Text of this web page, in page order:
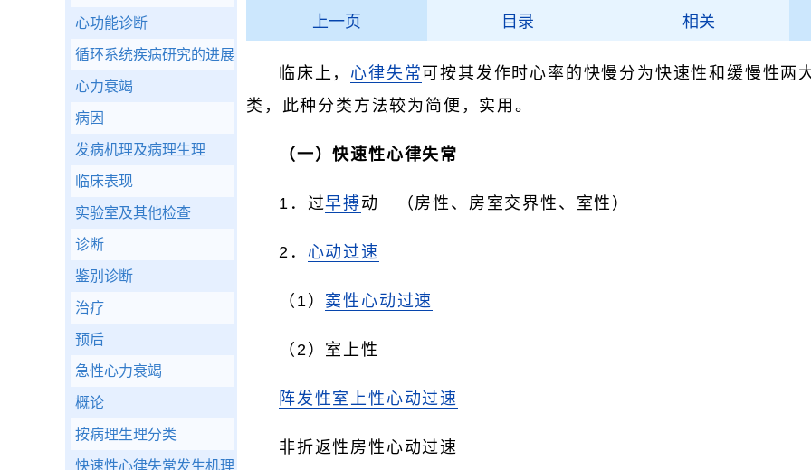
上一页 目录 相关
临床上， 心律失常 可按其发作时心率的快慢分为快速性和缓慢性两
类，此种分类方法较为简便，实用。
（一）快速性心律失常
1．过早搏动 （房性、房室交界性、室性）
2． 心动过速
（1） 窦性心动过速
（2）室上性
阵发性室上性心动过速
非折返性房性心动过速
心功能诊断
循环系统疾病研究的进展
心力衰竭
病因
发病机理及病理生理
临床表现
实验室及其他检查
诊断
鉴别诊断
治疗
预后
急性心力衰竭
概论
按病理生理分类
快速性心律失常发生机理